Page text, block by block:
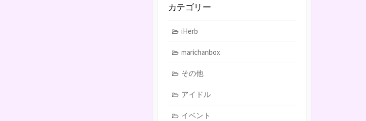
カテゴリー
iHerb
marichanbox
その他
アイドル
イベント